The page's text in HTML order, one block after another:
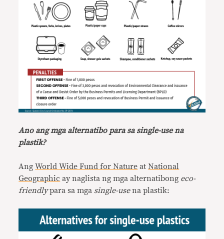
Ano ang mga alternatibo para sa single-use na
plastik?
AngWorld Wide Fund for Nature atNational
Geographic ay naglista ng mga alternatibong eco-
friendlypara sa mga single-usena plastik: